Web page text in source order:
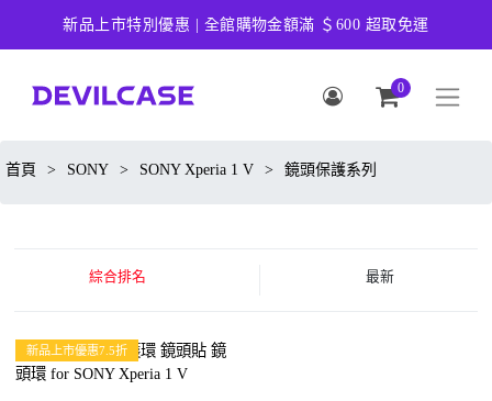
新品上市特別優惠 | 全館購物金額滿 ＄600 超取免運
0
首頁 > SONY > SONY Xperia 1 V > 鏡頭保護系列
綜合排名 最新
新品上市優惠7.5折